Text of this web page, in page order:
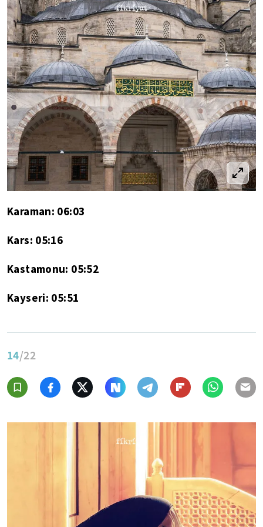
Karaman: 06:03
Kars: 05:16
Kastamonu: 05:52
Kayseri: 05:51
14/22